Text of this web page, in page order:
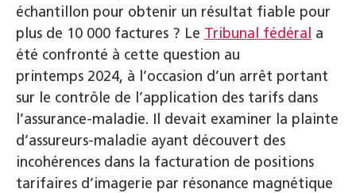
échantillon pour obtenir un résultat fiable pour
plus de 10 000 factures ? Le Tribunal fédéral a
été confronté à cette question au
printemps 2024, à l’occasion d’un arrêt portant
sur le contrôle de l’application des tarifs dans
l’assurance-maladie. Il devait examiner la plainte
d’assureurs-maladie ayant découvert des
incohérences dans la facturation de positions
tarifaires d’imagerie par résonance magnétique